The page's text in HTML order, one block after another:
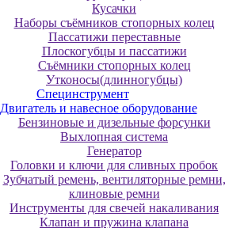
Кусачки
Наборы съёмников стопорных колец
Пассатижи переставные
Плоскогубцы и пассатижи
Съёмники стопорных колец
Утконосы(длинногубцы)
Специнструмент
Двигатель и навесное оборудование
Бензиновые и дизельные форсунки
Выхлопная система
Генератор
Головки и ключи для сливных пробок
Зубчатый ремень, вентиляторные ремни,
клиновые ремни
Инструменты для свечей накаливания
Клапан и пружина клапана